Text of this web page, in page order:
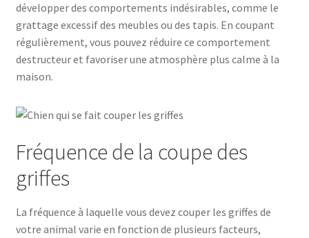
développer des comportements indésirables, comme le
grattage excessif des meubles ou des tapis. En coupant
régulièrement, vous pouvez réduire ce comportement
destructeur et favoriser une atmosphère plus calme à la
maison.
Fréquence de la coupe des
griffes
La fréquence à laquelle vous devez couper les griffes de
votre animal varie en fonction de plusieurs facteurs,